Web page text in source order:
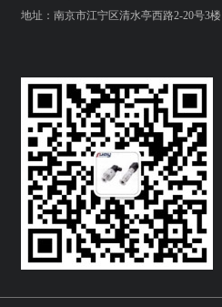
地址：南京市江宁区清水亭西路2-20号3楼